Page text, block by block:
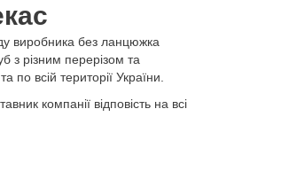
виробника без ланцюжка
з різним перерізом та
по всій території України.
компанії відповість на всі